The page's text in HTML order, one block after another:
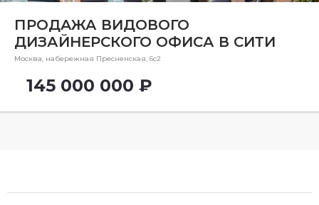
Район
Район
Метро
ПРОДАЖА ВИДОВОГО
ДИЗАЙНЕРСКОГО ОФИСА В СИТИ
Москва, набережная Пресненская, 6с2
145 000 000 ₽